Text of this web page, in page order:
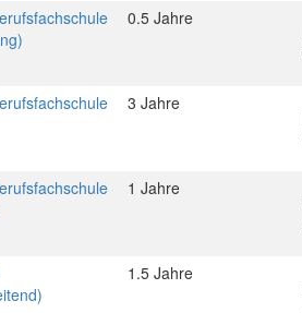
0.5 Jahre
3 Jahre
1 Jahre
1.5 Jahre